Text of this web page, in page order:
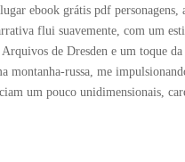
ebook grátis pdf personagens,
flui suavemente, com um
de Dresden e um toque da
montanha-russa, me
um pouco unidimensionais,